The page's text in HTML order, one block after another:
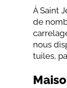
À Saint
de
nous
tuiles,